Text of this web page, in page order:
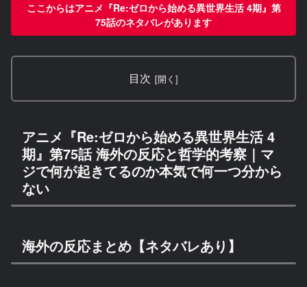
ここからはアニメ『Re:ゼロから始める異世界生活 4期』第
75話のネタバレがあります
目次
アニメ『Re:ゼロから始める異世界生活 4
期』第75話 海外の反応と哲学的考察｜マ
ジで何が起きてるのか本気で何一つ分から
ない
海外の反応まとめ【ネタバレあり】